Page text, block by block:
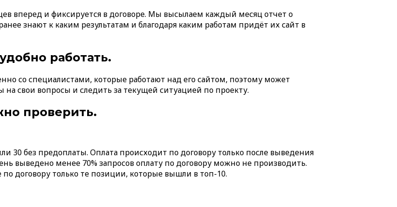
вперед и фиксируется в договоре. Мы высылаем каждый месяц отчет о
знают к каким результатам и благодаря каким работам придёт их сайт в
работать.
со специалистами, которые работают над его сайтом, поэтому может
свои вопросы и следить за текущей ситуацией по проекту.
проверить.
30 без предоплаты. Оплата происходит по договору только после выведения
выведено менее 70% запросов оплату по договору можно не производить.
договору только те позиции, которые вышли в топ-10.